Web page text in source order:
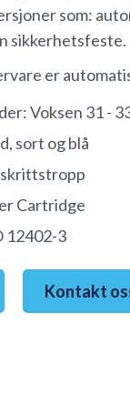
som:
sikkerhetsfeste.
er
Voksen 31 -
sort og blå
Cartridge
12402-3
Kontakt